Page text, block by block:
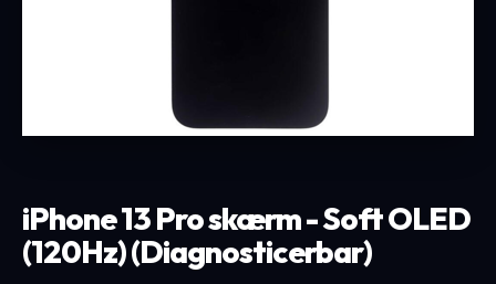
iPhone 13 Pro skærm - Soft OLED
(120Hz) (Diagnosticerbar)